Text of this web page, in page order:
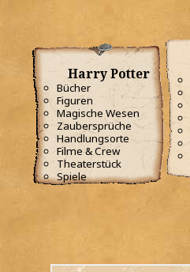
Harry Potter
Bücher
Figuren
Magische Wesen
Zaubersprüche
Handlungsorte
Filme & Crew
Theaterstück
Spiele